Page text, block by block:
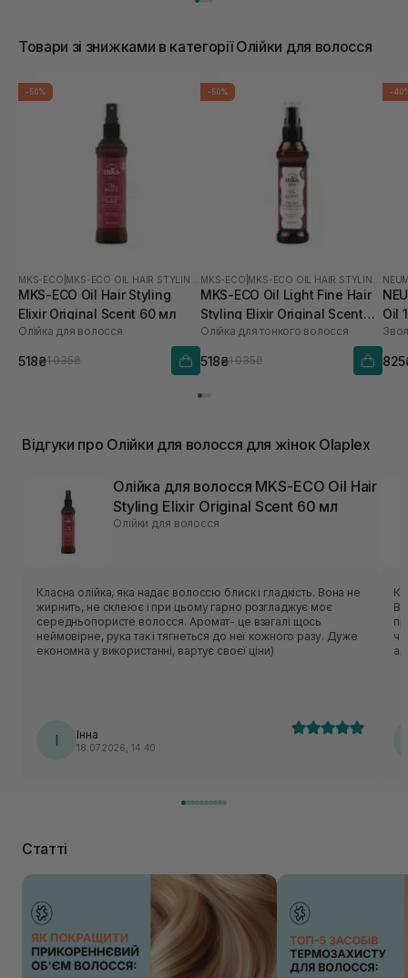
Товари зі знижками в категорії Олійки для волосся
-50%
MKS-ECO
MKS-ECO Oil Hair Styling
Elixir Original Scent 60 мл
Олійка для волосся
518₴1 035₴
-50%
MKS-ECO
MKS-ECO Oil Light Fine Hair
Styling Elixir Original Scent
60 мл
Олійка для тонкого волосся
518₴1 035₴
-
Oil
Відгуки про Олійки для волосся для жінок Olaplex
Олійка для волосся MKS-ECO Oil Hair
Styling Elixir Original Scent 60 мл
Олійки для волосся
Класна олійка, яка надає волоссю блиск і гладкість. Вона не
жирнить, не склеює і при цьому гарно розгладжує моє
середньопористе волосся. Аромат- це взагалі щось
неймовірне, рука так і тягнеться до неї кожного разу. Дуже
економна у використанні, вартує своєї ціни)
І Інна
18.07.2026, 14:40
Статті